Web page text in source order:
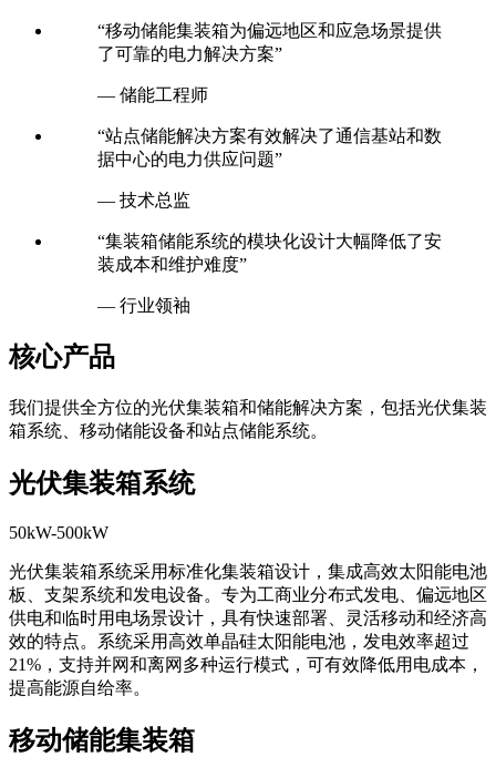
“移动储能集装箱为偏远地区和应急场景提供
了可靠的电力解决方案”
— 储能工程师
“站点储能解决方案有效解决了通信基站和数
据中心的电力供应问题”
— 技术总监
“集装箱储能系统的模块化设计大幅降低了安
装成本和维护难度”
— 行业领袖
核心产品
我们提供全方位的光伏集装箱和储能解决方案，包括光伏集装
箱系统、移动储能设备和站点储能系统。
光伏集装箱系统
50kW-500kW
光伏集装箱系统采用标准化集装箱设计，集成高效太阳能电池
板、支架系统和发电设备。专为工商业分布式发电、偏远地区
供电和临时用电场景设计，具有快速部署、灵活移动和经济高
效的特点。系统采用高效单晶硅太阳能电池，发电效率超过
21%，支持并网和离网多种运行模式，可有效降低用电成本，
提高能源自给率。
移动储能集装箱